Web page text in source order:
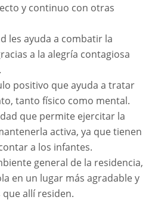
y continuo con otras
les ayuda a combatir la
a la alegría contagiosa
positivo que ayuda a tratar
tanto físico como mental.
que permite ejercitar la
activa, ya que tienen
a los infantes.
general de la residencia,
en un lugar más agradable y
allí residen.